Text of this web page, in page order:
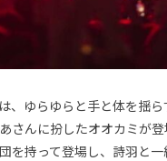
、ゆらゆらと手と体を揺
さんに扮したオオカミが
を持って登場し、詩羽と一